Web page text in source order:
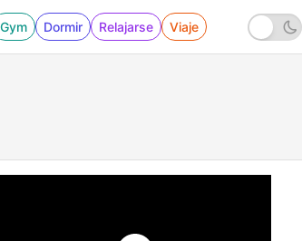
Gym Dormir Relajarse Viaje